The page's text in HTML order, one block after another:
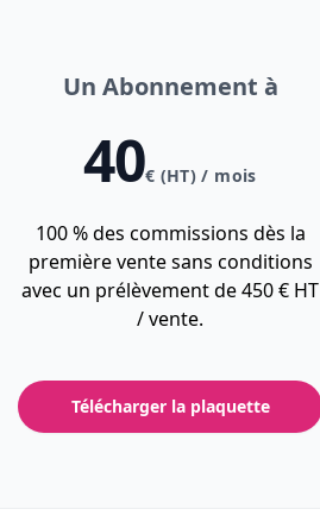
Un Abonnement à
40€ (HT) / mois
100 % des commissions dès la
première vente sans conditions
avec un prélèvement de 450 € HT
/ vente.
Télécharger la plaquette